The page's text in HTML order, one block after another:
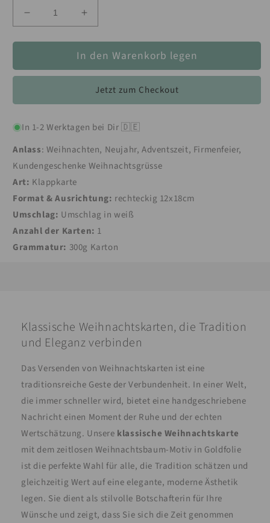
Verringere
die
Menge
Edle
goldenem
Motiv
Erhöhe
die
Menge
für
Edle
mit
goldenem
Motiv
+
Umschlag
In den Warenkorb legen
Jetzt zum Checkout
In 1-2 Werktagen bei Dir 🇩🇪
Anlass: Weihnachten, Neujahr, Adventszeit, Firmenfeier,
Kundengeschenke Weihnachtsgrüsse
Art: Klappkarte
Format & Ausrichtung: rechteckig 12x18cm
Umschlag: Umschlag in weiß
Anzahl der Karten: 1
Grammatur: 300g Karton
Klassische Weihnachtskarten, die Tradition
und Eleganz verbinden
Das Versenden von Weihnachtskarten ist eine
traditionsreiche Geste der Verbundenheit. In einer Welt,
die immer schneller wird, bietet eine handgeschriebene
Nachricht einen Moment der Ruhe und der echten
Wertschätzung. Unsere klassische Weihnachtskarte
mit dem zeitlosen Weihnachtsbaum-Motiv in Goldfolie
ist die perfekte Wahl für alle, die Tradition schätzen und
gleichzeitig Wert auf eine elegante, moderne Ästhetik
legen. Sie dient als stilvolle Botschafterin für Ihre
Wünsche und zeigt, dass Sie sich die Zeit genommen